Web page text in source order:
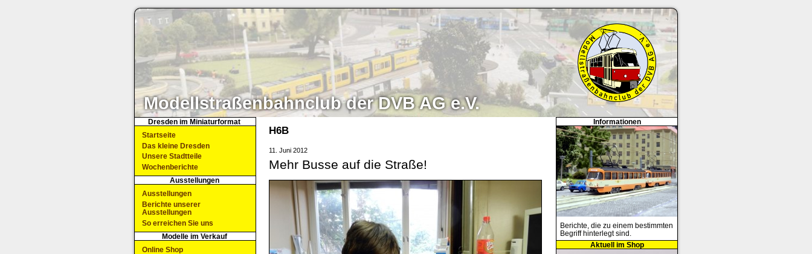
Modellstraßenbahnclub der DVB AG e.V.
Informationen
Berichte, die zu einem bestimmten
Begriff hinterlegt sind.
Aktuell im Shop
H6B
11. Juni 2012
Mehr Busse auf die Straße!
Dresden im Miniaturformat
Startseite
Das kleine Dresden
Unsere Stadtteile
Wochenberichte
Ausstellungen
Ausstellungen
Berichte unserer
Ausstellungen
So erreichen Sie uns
Modelle im Verkauf
Online Shop